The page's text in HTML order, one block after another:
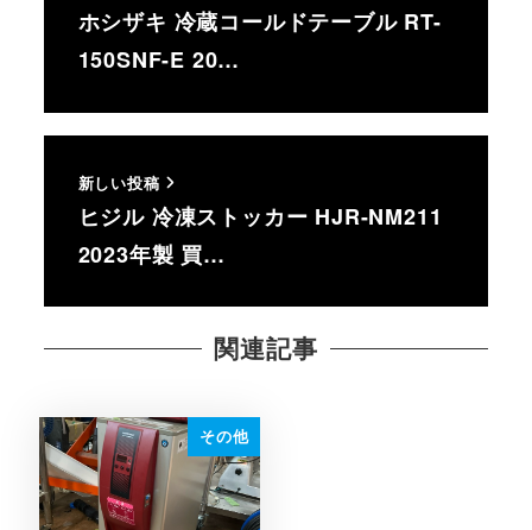
ホシザキ 冷蔵コールドテーブル RT-
150SNF-E 20…
新しい投稿
ヒジル 冷凍ストッカー HJR-NM211
2023年製 買…
関連記事
その他